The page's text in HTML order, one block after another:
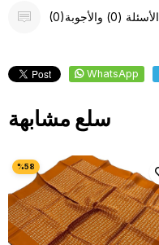
(0)الأسئلة (0) والأجوبة
WhatsApp
سلع مشابهة